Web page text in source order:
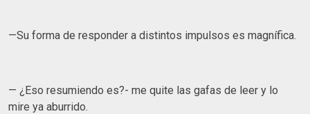
—Su forma de responder a distintos impulsos es magnífica.
— ¿Eso resumiendo es?- me quite las gafas de leer y lo
mire ya aburrido.